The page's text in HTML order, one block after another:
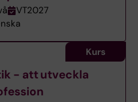
VT2027
- att utveckla
Kurs